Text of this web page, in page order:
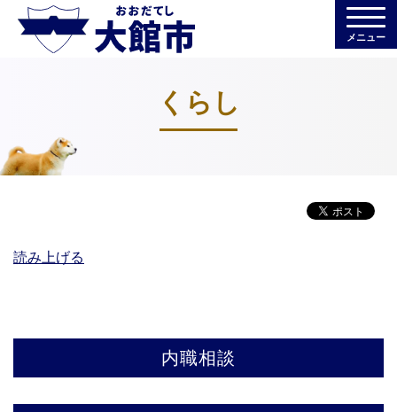
メニュー
くらし
読み上げる
内職相談